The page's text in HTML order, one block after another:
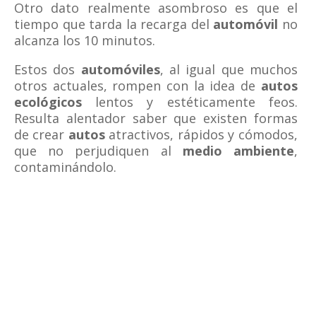
Otro dato realmente asombroso es que el
tiempo que tarda la recarga del automóvil no
alcanza los 10 minutos.
Estos dos automóviles, al igual que muchos
otros actuales, rompen con la idea de autos
ecológicos lentos y estéticamente feos.
Resulta alentador saber que existen formas
de crear autosatractivos, rápidos y cómodos,
que no perjudiquen al medio ambiente,
contaminándolo.